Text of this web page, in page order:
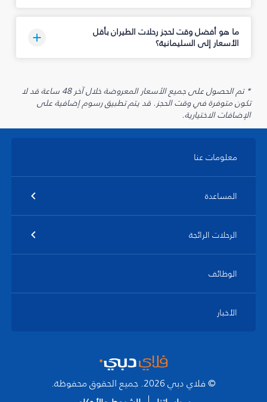
ما هو أفضل وقت لحجز رحلات الطيران بأقل
الأسعار إلى السليمانية‎؟
* تم الحصول على جميع الأسعار المعروضة خلال آخر 48 ساعة قد لا
تكون متوفرة في وقت الحجز. قد يتم تطبيق رسوم إضافية على
الإضافات الاختيارية.
معلومات عنا
المساعدة
الرحلات الرائجة
الوظائف
الأخبار
© فلاي دبي 2026. جميع الحقوق محفوظة.